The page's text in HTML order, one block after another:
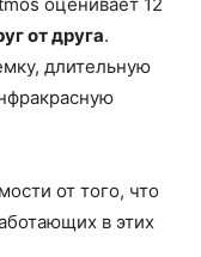
от друга.
длительную
от того, что
в этих